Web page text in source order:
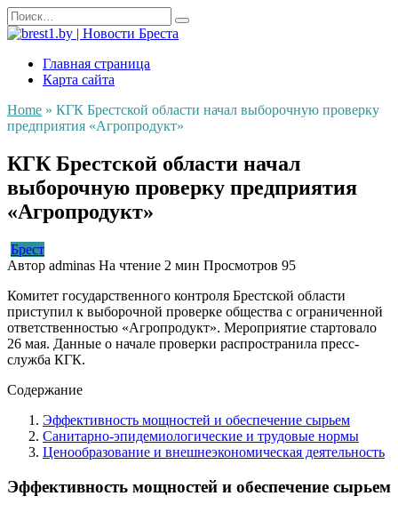
Перейти
к
содержанию
Search
for:
Главная страница
Карта сайта
Home » КГК Брестской области начал выборочную проверку
предприятия «Агропродукт»
КГК Брестской области начал
выборочную проверку предприятия
«Агропродукт»
Брест
Автор adminas На чтение 2 мин Просмотров 95
Комитет государственного контроля Брестской области
приступил к выборочной проверке общества с ограниченной
ответственностью «Агропродукт». Мероприятие стартовало
26 мая. Данные о начале проверки распространила пресс-
служба КГК.
Содержание
Эффективность мощностей и обеспечение сырьем
Санитарно-эпидемиологические и трудовые нормы
Ценообразование и внешнеэкономическая деятельность
Эффективность мощностей и обеспечение сырьем